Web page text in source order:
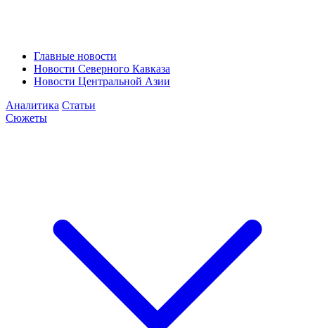
Главные новости
Новости Северного Кавказа
Новости Центральной Азии
Аналитика Статьи
Сюжеты